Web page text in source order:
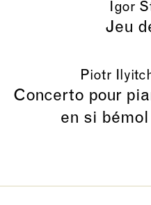
Igor
Jeu
Piotr
Concerto pour
en si